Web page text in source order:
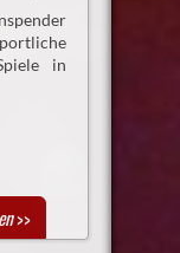
in
>>